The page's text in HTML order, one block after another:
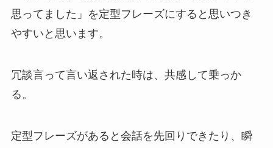
思ってました」を定型フレーズにすると思いつき
やすいと思います。
冗談言って言い返された時は、共感して乗っか
る。
定型フレーズがあると会話を先回りできたり、瞬